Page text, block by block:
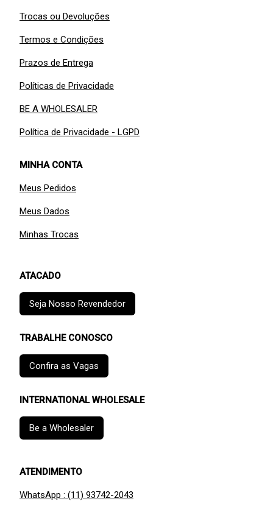
Trocas ou Devoluções
Termos e Condições
Prazos de Entrega
Políticas de Privacidade
BE A WHOLESALER
Política de Privacidade - LGPD
MINHA CONTA
Meus Pedidos
Meus Dados
Minhas Trocas
ATACADO
Seja Nosso Revendedor
TRABALHE CONOSCO
Confira as Vagas
INTERNATIONAL WHOLESALE
Be a Wholesaler
ATENDIMENTO
WhatsApp : (11) 93742-2043